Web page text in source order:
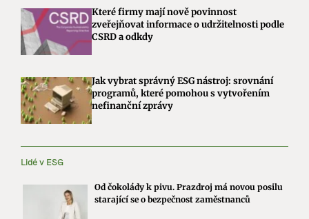
Které firmy mají nově povinnost
zveřejňovat informace o udržitelnosti podle
CSRD a odkdy
Jak vybrat správný ESG nástroj: srovnání
programů, které pomohou s vytvořením
nefinanční zprávy
Lidé v ESG
Od čokolády k pivu. Prazdroj má novou posilu
starající se o bezpečnost zaměstnanců